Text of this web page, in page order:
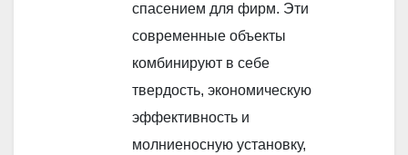
спасением для фирм. Эти
современные объекты
комбинируют в себе
твердость, экономическую
эффективность и
молниеносную установку,